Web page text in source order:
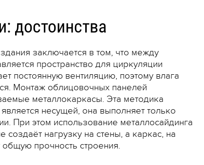
достоинства
заключается в том, что между
пространство для циркуляции
постоянную вентиляцию, поэтому влага
Монтаж облицовочных панелей
металлокаркасы. Эта методика
несущей, она выполняет только
При этом использование металлосайдинга
создаёт нагрузку на стены, а каркас, на
прочность строения.